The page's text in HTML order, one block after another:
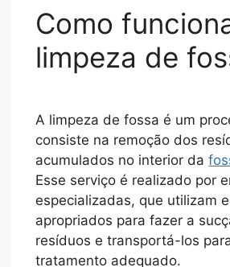
Como
limpeza de
A limpeza de fossa é um
consiste na remoção dos
acumulados no interior da
Esse serviço é realizado por
especializadas, que utilizam
apropriados para fazer a
resíduos e transportá-los
tratamento adequado.